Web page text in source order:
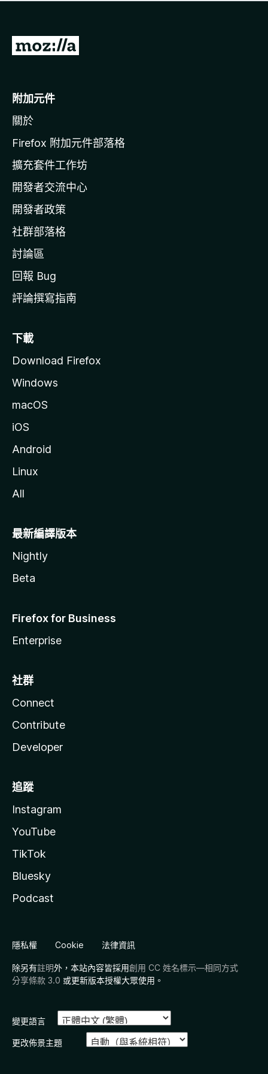
有
前
o
i
l
a
官
網
附加元件
關於
Firefox 附加元件部落格
擴充套件工作坊
開發者交流中心
開發者政策
社群部落格
討論區
回報 Bug
評論撰寫指南
下載
Download Firefox
Windows
macOS
iOS
Android
Linux
All
最新編譯版本
Nightly
Beta
Firefox for Business
Enterprise
社群
Connect
Contribute
Developer
追蹤
Instagram
YouTube
TikTok
Bluesky
Podcast
隱私權 Cookie 法律資訊
除另有註明外，本站內容皆採用創用 CC 姓名標示—相同方式
分享條款 3.0 或更新版本授權大眾使用。
變更語言
更改佈景主題